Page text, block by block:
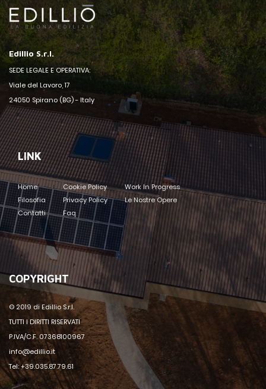
Edillio S.r.l.
SEDE LEGALE E OPERATIVA:
Viale del Lavoro, 17
24050 Spirano (BG) - Italy
LINK
Home
Filosofia
Contatti
Cookie Policy
Privacy Policy
Faq
Work In Progress
Le Nostre Opere
COPYRIGHT
© 2019 di Edillio S.r.l.
TUTTI I DIRITTI RISERVATI
P.IVA/C.F. 07368100967
info@edillio.it
Tel: +39.035.87.79.61